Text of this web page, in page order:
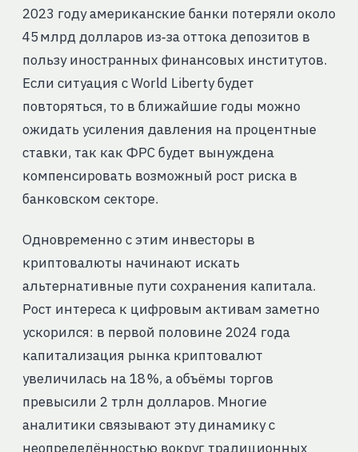
2023 году американские банки потеряли около
45 млрд долларов из‑за оттока депозитов в
пользу иностранных финансовых институтов.
Если ситуация с World Liberty будет
повторяться, то в ближайшие годы можно
ожидать усиления давления на процентные
ставки, так как ФРС будет вынуждена
компенсировать возможный рост риска в
банковском секторе.
Одновременно с этим инвесторы в
криптовалюты начинают искать
альтернативные пути сохранения капитала.
Рост интереса к цифровым активам заметно
ускорился: в первой половине 2024 года
капитализация рынка криптовалют
увеличилась на 18 %, а объёмы торгов
превысили 2 трлн долларов. Многие
аналитики связывают эту динамику с
неопределённостью вокруг традиционных